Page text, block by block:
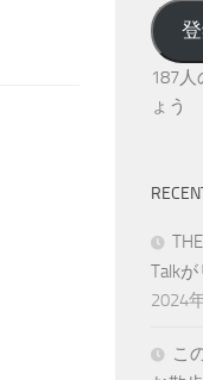
ー
ル
ア
ド
187
ょう
Talk
2024
こ